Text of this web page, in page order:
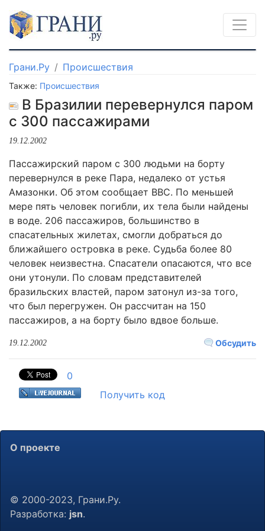
Грани.Ру Происшествия
Также: Происшествия
В Бразилии перевернулся паром
с 300 пассажирами
19.12.2002
Пассажирский паром с 300 людьми на борту
перевернулся в реке Пара, недалеко от устья
Амазонки. Об этом сообщает BBC. По меньшей
мере пять человек погибли, их тела были найдены
в воде. 206 пассажиров, большинство в
спасательных жилетах, смогли добраться до
ближайшего островка в реке. Судьба более 80
человек неизвестна. Спасатели опасаются, что все
они утонули. По словам представителей
бразильских властей, паром затонул из-за того,
что был перегружен. Он рассчитан на 150
пассажиров, а на борту было вдвое больше.
Обсудить
19.12.2002
0
Получить код
О проекте
© 2000-2023, Грани.Ру.
Разработка: jsn.